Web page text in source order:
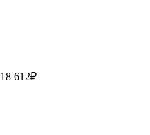
18 612₽